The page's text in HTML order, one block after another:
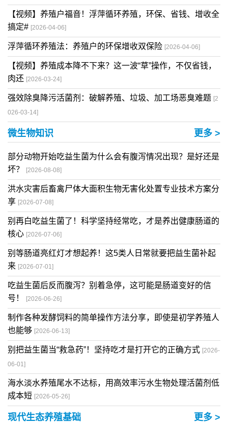
【视频】养殖户福音！浮萍循环养殖，环保、省钱、增收全
搞定# [2026-04-06]
浮萍循环养殖法：养殖户的环保增收双保险 [2026-04-06]
【视频】养殖成本降不下来？这一波“草”操作，不仅省钱，
肉还 [2026-03-24]
强效除臭降污活菌剂：破解养殖、垃圾、加工场恶臭难题 [2
026-03-14]
微生物知识 更多 >
部分动物开始吃益生菌为什么会有腹泻情况出现？是好还是
坏？
[2026-08-08]
洪水灾害后畜禽尸体大面积生物无害化处置专业技术方案分
享 [2026-07-08]
别再白吃益生菌了！科学坚持经常吃，才是养出健康肠道的
核心 [2026-07-06]
别等肠道亮红灯才想起养！这5类人日常就要把益生菌补起
来 [2026-07-01]
吃益生菌后反而腹泻？别着急停，这可能是肠道变好的信
号！
[2026-06-26]
制作各种发酵饲料的简单操作方法分享，即使是初学养殖人
也能够 [2026-06-13]
别把益生菌当“救急药”！坚持吃才是打开它的正确方式 [2026-
06-01]
海水淡水养殖尾水不达标，用高效率污水生物处理活菌剂低
成本短 [2026-05-26]
现代生态养殖基础 更多 >